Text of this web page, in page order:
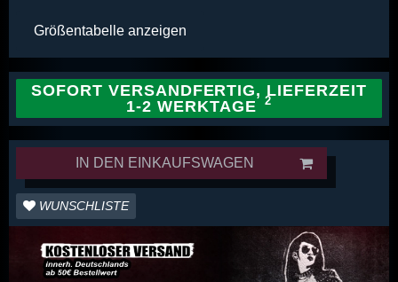
Größentabelle anzeigen
SOFORT VERSANDFERTIG, LIEFERZEIT
1-2 WERKTAGE
IN DEN EINKAUFSWAGEN
WUNSCHLISTE